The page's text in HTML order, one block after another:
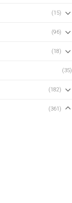
(15)
(96)
(18)
(35)
(182)
(361)